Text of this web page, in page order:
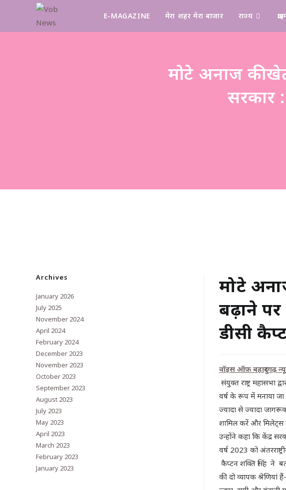
E-MAGAZINE मेरा शहर मेरा बाजार राज्य
मोटे अनाज की
सरकार
मोटे
बढ़ाने पर
डीसी
वॉइस ऑफ़ बहादुरगढ़
संयुक्त राष्ट्र महासभा
वर्ष के रूप में मनाया जा
ज्यादा से ज्यादा
शामिल करें और मिलेट्स
उन्होंने कहा कि केंद्र
वर्ष 2023 को
कैप्टन शक्ति सिंह ने
की दो व्यापक श्रेणियां
Archives
January 2026
July 2025
November 2024
April 2024
February 2024
December 2023
November 2023
October 2023
September 2023
August 2023
July 2023
May 2023
April 2023
March 2023
February 2023
January 2023
Design &